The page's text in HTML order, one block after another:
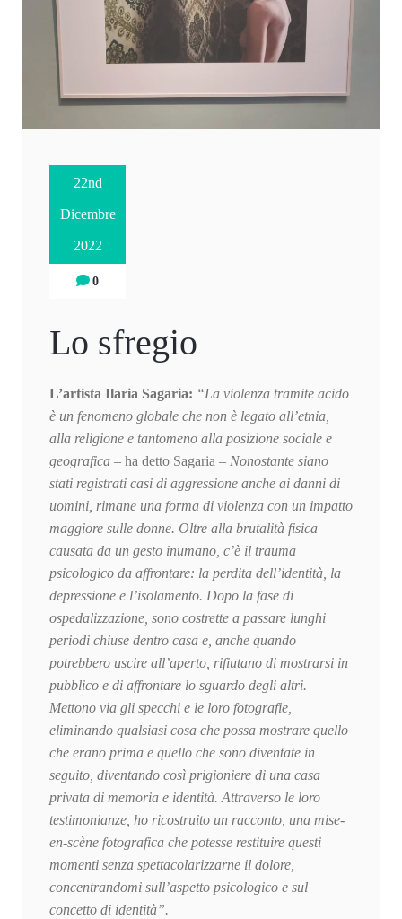
22nd
Dicembre
2022
0
Lo sfregio
L’artista Ilaria Sagaria: “La violenza tramite acido
è un fenomeno globale che non è legato all’etnia,
alla religione e tantomeno alla posizione sociale e
geografica – ha detto Sagaria – Nonostante siano
stati registrati casi di aggressione anche ai danni di
uomini, rimane una forma di violenza con un impatto
maggiore sulle donne. Oltre alla brutalità fisica
causata da un gesto inumano, c’è il trauma
psicologico da affrontare: la perdita dell’identità, la
depressione e l’isolamento. Dopo la fase di
ospedalizzazione, sono costrette a passare lunghi
periodi chiuse dentro casa e, anche quando
potrebbero uscire all’aperto, rifiutano di mostrarsi in
pubblico e di affrontare lo sguardo degli altri.
Mettono via gli specchi e le loro fotografie,
eliminando qualsiasi cosa che possa mostrare quello
che erano prima e quello che sono diventate in
seguito, diventando così prigioniere di una casa
privata di memoria e identità. Attraverso le loro
testimonianze, ho ricostruito un racconto, una mise-
en-scène fotografica che potesse restituire questi
momenti senza spettacolarizzarne il dolore,
concentrandomi sull’aspetto psicologico e sul
concetto di identità”.